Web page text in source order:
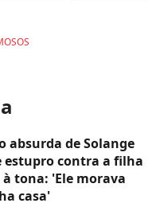
absurda de Solange
estupro contra a filha
tona: 'Ele morava
casa'